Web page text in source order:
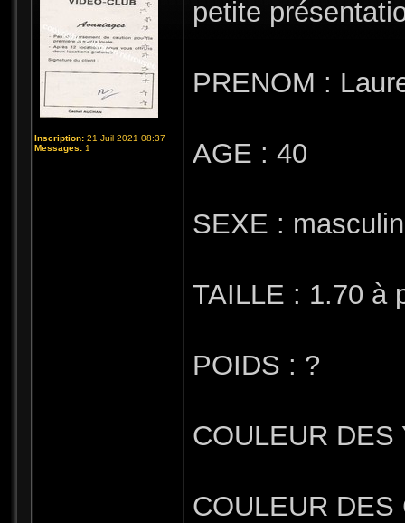
Inscription: 21 Juil 2021 08:37
Messages: 1
petite
PRENOM :
AGE : 40
SEXE : masculin
TAILLE : 1.70 à
POIDS : ?
COULEUR
COULEUR